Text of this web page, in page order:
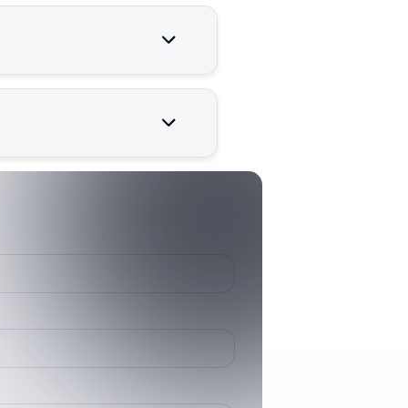
için kritik öneme sahiptir.